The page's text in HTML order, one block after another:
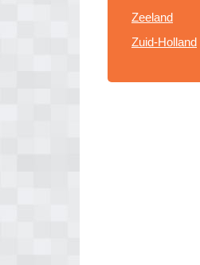
Zeeland
Zuid-Holland